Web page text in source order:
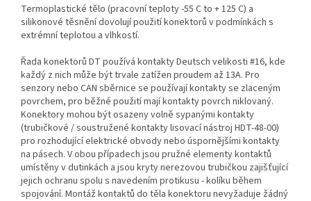
Termoplastické tělo (pracovní teploty -55 C to + 125 C) a
silikonové těsnění dovolují použití konektorů v podmínkách s
extrémní teplotou a vlhkostí.
Řada konektorů DT používá kontakty Deutsch velikosti #16, kde
každý z nich může být trvale zatížen proudem až 13A. Pro
senzory nebo CAN sběrnice se používají kontakty se zlaceným
povrchem, pro běžné použití mají kontakty povrch niklovaný.
Konektory mohou být osazeny volně sypanými kontakty
(trubičkové / soustružené kontakty lisovací nástroj HDT-48-00)
pro rozhodující elektrické obvody nebo úspornějšími kontakty
na pásech. V obou případech jsou pružné elementy kontaktů
umístěny v dutinkách a jsou kryty nerezovou trubičkou zajišťující
jejich ochranu spolu s navedením protikusu - kolíku během
spojování. Montáž kontaktů do těla konektoru nevyžaduje žádný